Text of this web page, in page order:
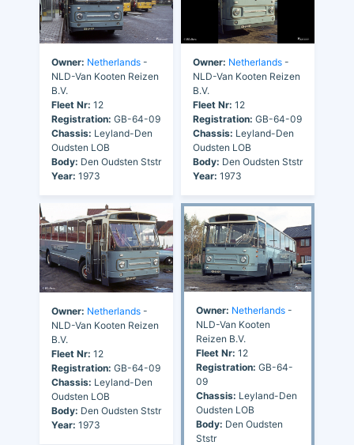
Owner: Netherlands -
NLD-Van Kooten Reizen
B.V.
Fleet Nr: 12
Registration: GB-64-09
Chassis: Leyland-Den
Oudsten LOB
Body: Den Oudsten Ststr
Year: 1973
Owner: Netherlands -
NLD-Van Kooten Reizen
B.V.
Fleet Nr: 12
Registration: GB-64-09
Chassis: Leyland-Den
Oudsten LOB
Body: Den Oudsten Ststr
Year: 1973
Owner: Netherlands -
NLD-Van Kooten Reizen
B.V.
Fleet Nr: 12
Registration: GB-64-09
Chassis: Leyland-Den
Oudsten LOB
Body: Den Oudsten Ststr
Year: 1973
Owner: Netherlands -
NLD-Van Kooten
Reizen B.V.
Fleet Nr: 12
Registration: GB-64-
09
Chassis: Leyland-Den
Oudsten LOB
Body: Den Oudsten
Ststr